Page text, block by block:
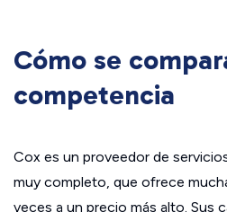
Cómo se
competencia
Cox es un proveedor de
muy completo, que ofrece
veces a un precio más alto. Sus